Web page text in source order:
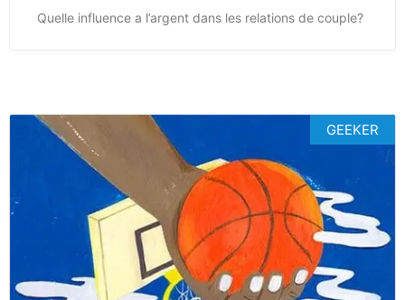
Quelle influence a l’argent dans les relations de couple?
GEEKER